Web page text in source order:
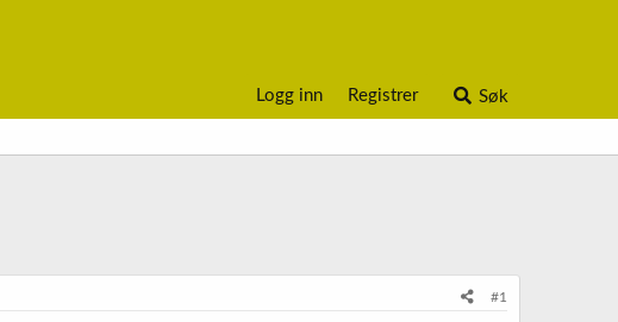
Logg inn Registrer Søk
#1